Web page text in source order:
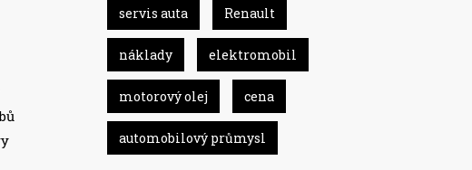
servis auta Renault
náklady elektromobil
motorový olej cena
automobilový průmysl